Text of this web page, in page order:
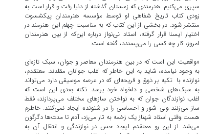
سپری می‌کنیم. هنرمندی که زمستان گذشته از دنیا رفت و قرار است به
زودی کتاب تاریخ شفاهی او توسط مؤسسه هنرمندان پیکشسوت
منتشر ‌شود. در بخشی از این کتاب که به مناسبت چهلم این هنرمند در
اختیار ایسنا قرار گرفته، استاد نی‌نواز درباره این‌که از بین هنرمندان
امروز، کار چه کسی را می‌پسندد، گفته است:
«واقعیت این است که در بین هنرمندان معاصر و جوان، سبک تازه‌ای
به وجود نیامده، شاید به این خاطر که اغلب جوانان مقلدند. معتقدم،
نوازنده با تکیه بر ذوق و قریحه‌ای که در عرصه موسیقی دارد می‌تواند
به سبک‌های شخصی و دلخواه خود برسد. نکته بعدی این است که
اغلب نوازندگان جوان که به نواختن سازهای مختلف می‌پردازند، فقط
ساز می‌زنند ولی شور و احساسی را در شنونده ایجاد نمی‌کنند. خاطرم
هست وقتی استاد شهناز یک زخمه به تار می‌زد، آدم تا مدت‌ها دگرگون
می‌شد. از این رو معتقدم ایجاد حس در نوازندگی و انتقال آن به